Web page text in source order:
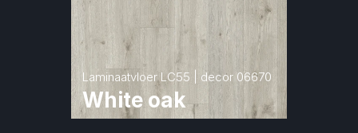
Laminaatvloer LC55 | decor 06670
White oak